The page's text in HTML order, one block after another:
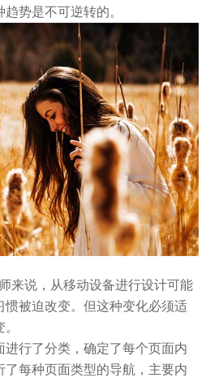
势是不可逆转的。
来说，从移动设备进行设计可能
惯被迫改变。但这种变化必须适
进行了分类，确定了每个页面内
每种页面类型的导航，主要内